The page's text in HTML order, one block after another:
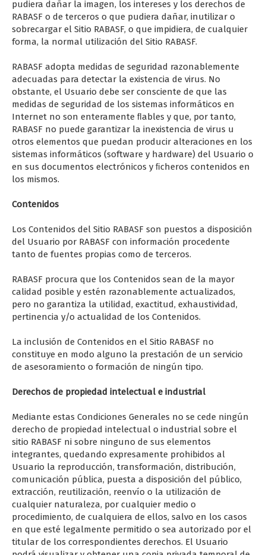
pudiera dañar la imagen, los intereses y los derechos de
RABASF o de terceros o que pudiera dañar, inutilizar o
sobrecargar el Sitio RABASF, o que impidiera, de cualquier
forma, la normal utilización del Sitio RABASF.
RABASF adopta medidas de seguridad razonablemente
adecuadas para detectar la existencia de virus. No
obstante, el Usuario debe ser consciente de que las
medidas de seguridad de los sistemas informáticos en
Internet no son enteramente ﬂables y que, por tanto,
RABASF no puede garantizar la inexistencia de virus u
otros elementos que puedan producir alteraciones en los
sistemas informáticos (software y hardware) del Usuario o
en sus documentos electrónicos y ﬁcheros contenidos en
los mismos.
Contenidos
Los Contenidos del Sitio RABASF son puestos a disposición
del Usuario por RABASF con información procedente
tanto de fuentes propias como de terceros.
RABASF procura que los Contenidos sean de la mayor
calidad posible y estén razonablemente actualizados,
pero no garantiza la utilidad, exactitud, exhaustividad,
pertinencia y/o actualidad de los Contenidos.
La inclusión de Contenidos en el Sitio RABASF no
constituye en modo alguno la prestación de un servicio
de asesoramiento o formación de ningún tipo.
Derechos de propiedad intelectual e industrial
Mediante estas Condiciones Generales no se cede ningún
derecho de propiedad intelectual o industrial sobre el
sitio RABASF ni sobre ninguno de sus elementos
integrantes, quedando expresamente prohibidos al
Usuario la reproducción, transformación, distribución,
comunicación pública, puesta a disposición del público,
extracción, reutilización, reenvío o la utilización de
cualquier naturaleza, por cualquier medio o
procedimiento, de cualquiera de ellos, salvo en los casos
en que esté legalmente permitido o sea autorizado por el
titular de los correspondientes derechos. El Usuario